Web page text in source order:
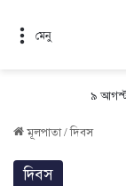
মেনু
৯
মূলপাতা/দিবস
দিবস